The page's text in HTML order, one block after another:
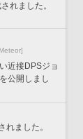
れました。
近接DPSジョ
公開しまし
れました。